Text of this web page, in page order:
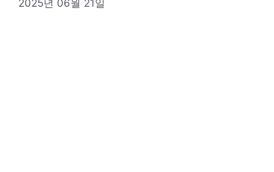
2025년 06월 21일